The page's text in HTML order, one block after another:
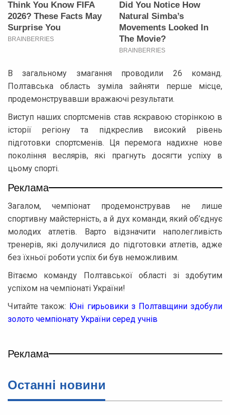
В загальному змагання проводили 26 команд.
Полтавська область зуміла зайняти перше місце,
продемонструвавши вражаючі результати.
Виступ наших спортсменів став яскравою сторінкою в
історії регіону та підкреслив високий рівень
підготовки спортсменів. Ця перемога надихне нове
покоління веслярів, які прагнуть досягти успіху в
цьому спорті.
Реклама
Загалом, чемпіонат продемонстрував не лише
спортивну майстерність, а й дух команди, який об’єднує
молодих атлетів. Варто відзначити наполегливість
тренерів, які долучилися до підготовки атлетів, адже
без їхньої роботи успіх би був неможливим.
Вітаємо команду Полтавської області зі здобутим
успіхом на чемпіонаті України!
Читайте також: Юні гирьовики з Полтавщини здобули
золото чемпіонату України серед учнів
Реклама
Останнi новини